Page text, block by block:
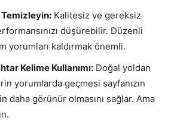
Temizleyin: Kalitesiz ve gereksiz
düşürebilir. Düzenli
yorumları kaldırmak önemli.
Kelime Kullanımı: Doğal yoldan
yorumlarda geçmesi sayfanızın
daha görünür olmasını sağlar. Ama